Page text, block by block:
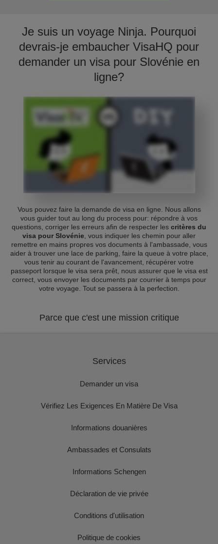
Je suis un voyage Ninja. Pourquoi
devrais-je embaucher VisaHQ pour
demander un visa pour Slovénie en
ligne?
Vous pouvez faire la demande de visa en ligne. Nous allons
vous guider tout au long du process pour: répondre à vos
questions, corriger les erreurs afin de respecter les critères du
visa pour Slovénie , vous indiquer les chemin pour aller
remettre en mains propres vos documents à l'ambassade, vous
aider à trouver une lace de parking, faire la queue à votre place,
vous tenir au courant de l'avancement, récupérer votre
passeport lorsque le visa sera prêt, nous assurer que le visa est
correct, vous envoyer les documents par courrier à temps pour
votre voyage. Tout se passera à la perfection.
Parce que c'est une mission critique
Services
Demander un visa
Vérifiez Les Exigences En Matière De Visa
Informations douanières
Ambassades et Consulats
Informations Schengen
Déclaration de vie privée
Conditions d'utilisation
Politique de cookies